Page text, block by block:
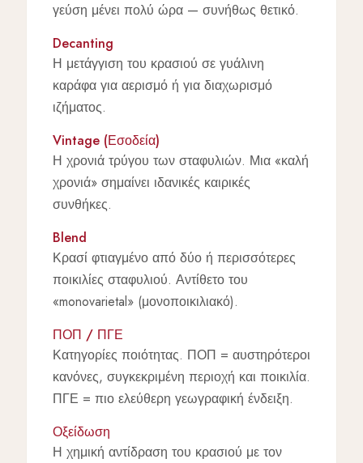
γεύση μένει πολύ ώρα — συνήθως θετικό.
Decanting
Η μετάγγιση του κρασιού σε γυάλινη
καράφα για αερισμό ή για διαχωρισμό
ιζήματος.
Vintage (Εσοδεία)
Η χρονιά τρύγου των σταφυλιών. Μια «καλή
χρονιά» σημαίνει ιδανικές καιρικές
συνθήκες.
Blend
Κρασί φτιαγμένο από δύο ή περισσότερες
ποικιλίες σταφυλιού. Αντίθετο του
«monovarietal» (μονοποικιλιακό).
ΠΟΠ / ΠΓΕ
Κατηγορίες ποιότητας. ΠΟΠ = αυστηρότεροι
κανόνες, συγκεκριμένη περιοχή και ποικιλία.
ΠΓΕ = πιο ελεύθερη γεωγραφική ένδειξη.
Οξείδωση
Η χημική αντίδραση του κρασιού με τον